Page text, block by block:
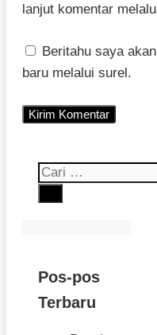
lanjut komentar
Beritahu saya
baru melalui surel.
Cari
Pos-pos
Terbaru